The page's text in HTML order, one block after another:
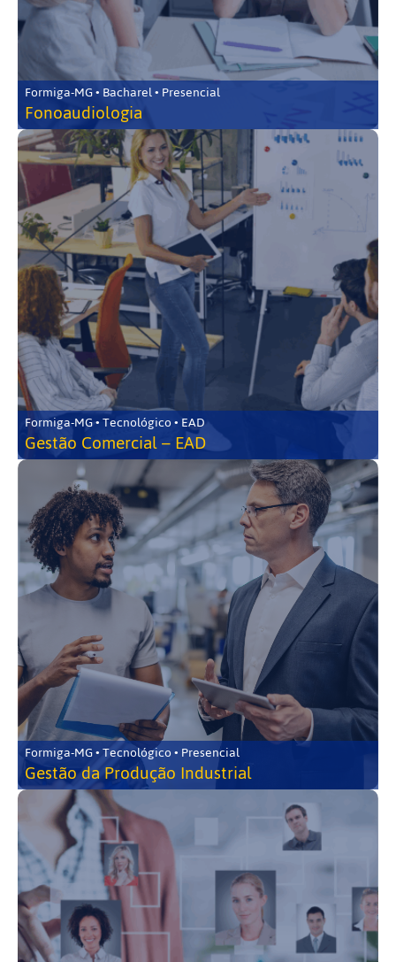
Formiga-MG • Bacharel • Presencial
Fonoaudiologia
Formiga-MG • Tecnológico • EAD
Gestão Comercial – EAD
Formiga-MG • Tecnológico • Presencial
Gestão da Produção Industrial